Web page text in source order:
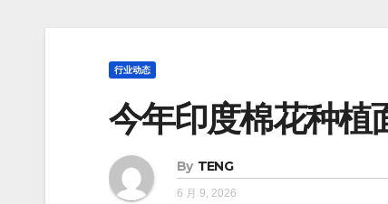
行业动态
今年印度棉花种植
By TENG
6 月 9, 2026